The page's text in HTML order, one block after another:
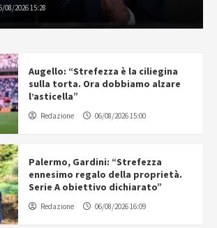
08/2026 15:28
Augello: “Strefezza è la ciliegina
sulla torta. Ora dobbiamo alzare
l’asticella”
Redazione 06/08/2026 15:00
Palermo, Gardini: “Strefezza
ennesimo regalo della proprietà.
Serie A obiettivo dichiarato”
Redazione 06/08/2026 16:09